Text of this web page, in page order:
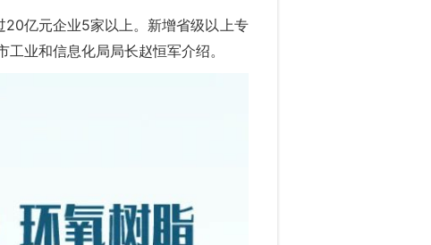
20亿元企业5家以上。新增省级以上专
业和信息化局局长赵恒军介绍。